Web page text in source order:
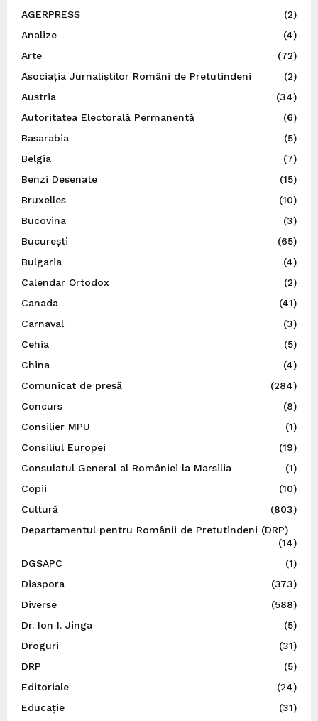
AGERPRESS
(2)
Analize
(4)
Arte
(72)
Asociația Jurnaliștilor Români de Pretutindeni
(2)
Austria
(34)
Autoritatea Electorală Permanentă
(6)
Basarabia
(5)
Belgia
(7)
Benzi Desenate
(15)
Bruxelles
(10)
Bucovina
(3)
București
(65)
Bulgaria
(4)
Calendar Ortodox
(2)
Canada
(41)
Carnaval
(3)
Cehia
(5)
China
(4)
Comunicat de presă
(284)
Concurs
(8)
Consilier MPU
(1)
Consiliul Europei
(19)
Consulatul General al României la Marsilia
(1)
Copii
(10)
Cultură
(803)
Departamentul pentru Românii de Pretutindeni (DRP)
(14)
DGSAPC
(1)
Diaspora
(373)
Diverse
(588)
Dr. Ion I. Jinga
(5)
Droguri
(31)
DRP
(5)
Editoriale
(24)
Educație
(31)